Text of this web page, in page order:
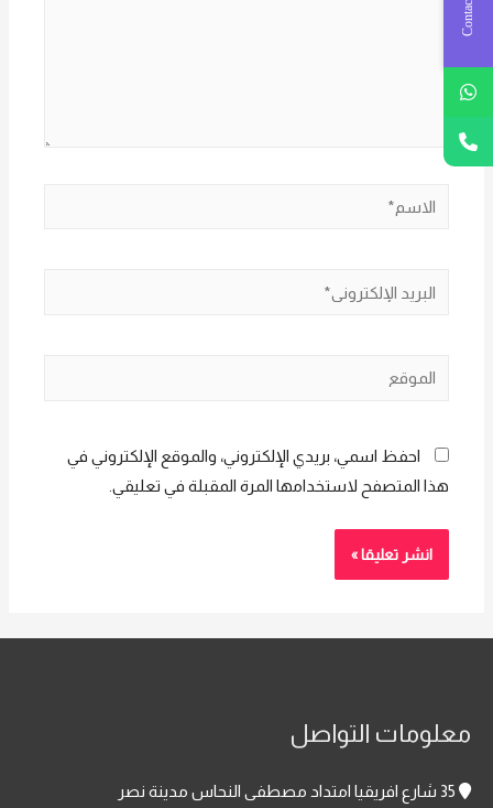
الاسم*
البريد
الموقع
احفظ اسمي، بريدي الإلكتروني، والموقع الإلكتروني في
هذا المتصفح لاستخدامها المرة المقبلة في تعليقي.
معلومات التواصل